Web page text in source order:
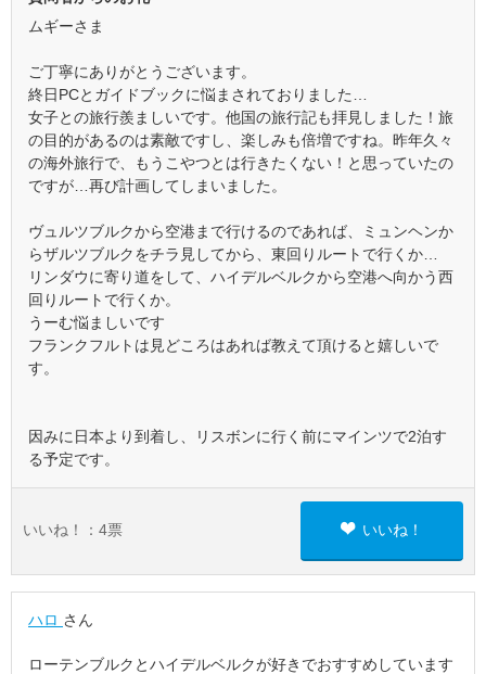
ムギーさま
ご丁寧にありがとうございます。
終日PCとガイドブックに悩まされておりました…
女子との旅行羨ましいです。他国の旅行記も拝見しました！旅
の目的があるのは素敵ですし、楽しみも倍増ですね。昨年久々
の海外旅行で、もうこやつとは行きたくない！と思っていたの
ですが…再び計画してしまいました。
ヴュルツブルクから空港まで行けるのであれば、ミュンヘンか
らザルツブルクをチラ見してから、東回りルートで行くか…
リンダウに寄り道をして、ハイデルベルクから空港へ向かう西
回りルートで行くか。
うーむ悩ましいです
フランクフルトは見どころはあれば教えて頂けると嬉しいで
す。
因みに日本より到着し、リスボンに行く前にマインツで2泊す
る予定です。
いいね！： 4票 いいね！
ハロ さん
ローテンブルクとハイデルベルクが好きでおすすめしています